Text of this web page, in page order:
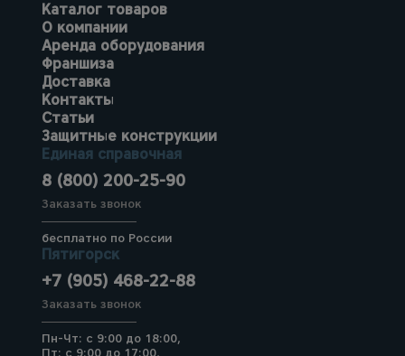
Каталог товаров
О компании
Аренда оборудования
Франшиза
Доставка
Контакты
Статьи
Защитные конструкции
Единая справочная
8 (800) 200-25-90
Заказать звонок
бесплатно по России
Пятигорск
+7 (905) 468-22-88
Заказать звонок
Пн-Чт: с 9:00 до 18:00,
Пт: с 9:00 до 17:00,